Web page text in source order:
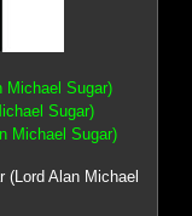
Michael Sugar)
Sugar)
Michael Sugar)
Alan Michael